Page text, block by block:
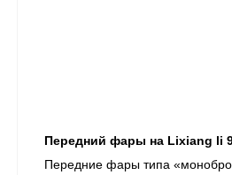
Передний фары на Lixiang li
Передние фары типа